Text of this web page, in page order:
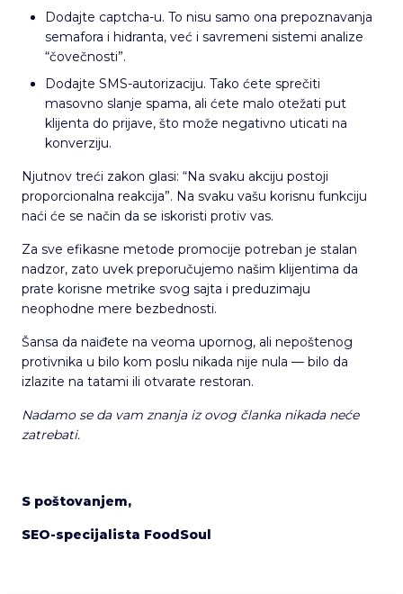
Dodajte captcha-u. To nisu samo ona prepoznavanja
semafora i hidranta, već i savremeni sistemi analize
“čovečnosti”.
Dodajte SMS-autorizaciju. Tako ćete sprečiti
masovno slanje spama, ali ćete malo otežati put
klijenta do prijave, što može negativno uticati na
konverziju.
Njutnov treći zakon glasi: “Na svaku akciju postoji
proporcionalna reakcija”. Na svaku vašu korisnu funkciju
naći će se način da se iskoristi protiv vas.
Za sve efikasne metode promocije potreban je stalan
nadzor, zato uvek preporučujemo našim klijentima da
prate korisne metrike svog sajta i preduzimaju
neophodne mere bezbednosti.
Šansa da naiđete na veoma upornog, ali nepoštenog
protivnika u bilo kom poslu nikada nije nula — bilo da
izlazite na tatami ili otvarate restoran.
Nadamo se da vam znanja iz ovog članka nikada neće
zatrebati.
S poštovanjem,
SEO-specijalista FoodSoul